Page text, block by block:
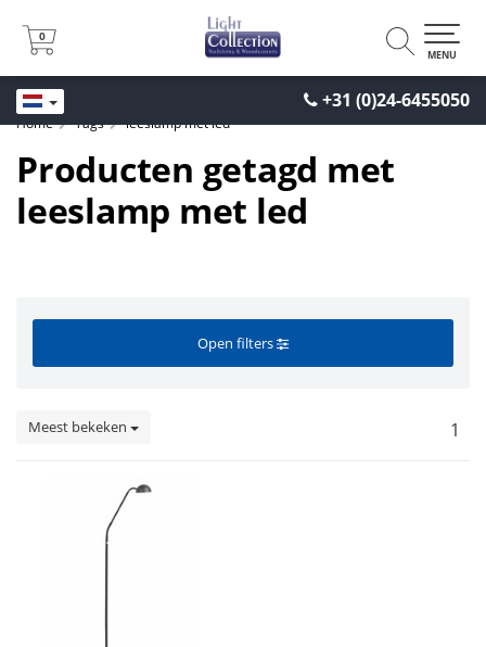
+31 (0)24-6455050
0
0
MENU
Home Tags leeslamp met led
Producten getagd met
leeslamp met led
Open filters
Meest bekeken 1